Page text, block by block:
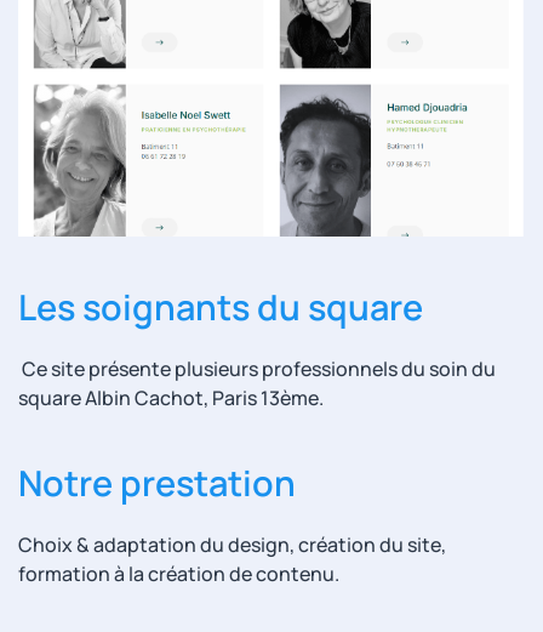
Les soignants du square
Ce site présente plusieurs professionnels du soin du
square Albin Cachot, Paris 13ème.
Notre prestation
Choix & adaptation du design, création du site,
formation à la création de contenu.